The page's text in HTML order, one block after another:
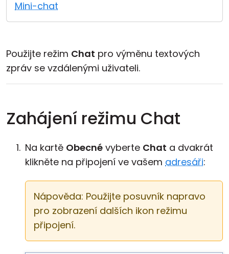
Mini-chat
Použijte režim Chat pro výměnu textových
zpráv se vzdálenými uživateli.
Zahájení režimu Chat
Na kartě Obecné vyberte Chat a dvakrát
klikněte na připojení ve vašem adresáři:
Nápověda: Použijte posuvník napravo
pro zobrazení dalších ikon režimu
připojení.
Cloud a on-premise